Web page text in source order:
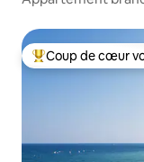
Coups de cœur
Coup de cœur